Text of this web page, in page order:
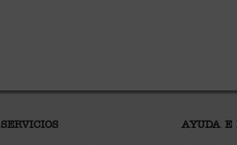
SERVICIOS AYUDA E